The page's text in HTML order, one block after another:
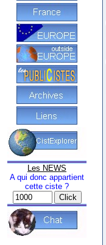
Les NEWS
A qui donc appartient
cette ciste ?